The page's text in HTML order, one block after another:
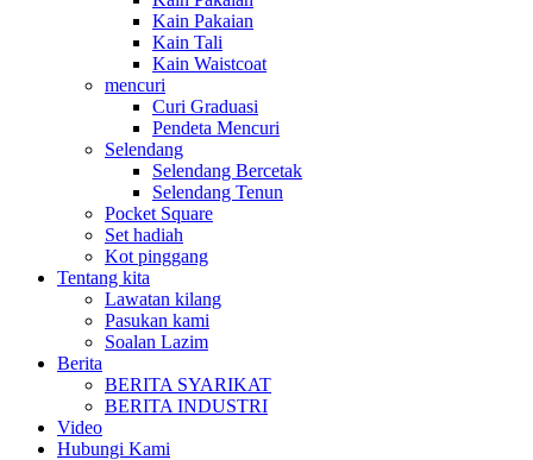
Kain Pakaian
Kain Tali
Kain Waistcoat
mencuri
Curi Graduasi
Pendeta Mencuri
Selendang
Selendang Bercetak
Selendang Tenun
Pocket Square
Set hadiah
Kot pinggang
Tentang kita
Lawatan kilang
Pasukan kami
Soalan Lazim
Berita
BERITA SYARIKAT
BERITA INDUSTRI
Video
Hubungi Kami